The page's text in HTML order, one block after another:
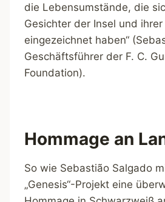
die Lebensumstände, die
Gesichter der Insel und
eingezeichnet haben“
Geschäftsführer der F. C.
Foundation).
Hommage an
So wie Sebastião Salgado
„Genesis“-Projekt eine